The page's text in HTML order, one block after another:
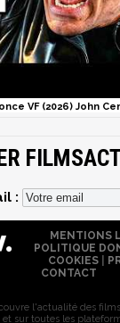
VF (2026) John
:
MENTIONS
POLITIQUE
COOKIES
CONTACT
l'actualité des
et sur toutes les